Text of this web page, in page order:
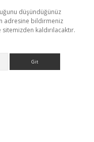
düşündüğünüz
adresine bildirmeniz
kaldırılacaktır.